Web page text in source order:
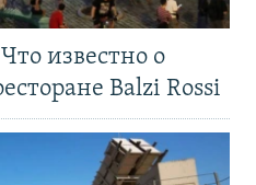
известно о
Balzi Rossi